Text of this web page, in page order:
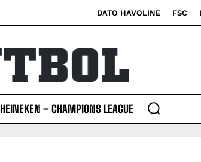
DATO HAVOLINE FSC
HEINEKEN – CHAMPIONS LEAGUE